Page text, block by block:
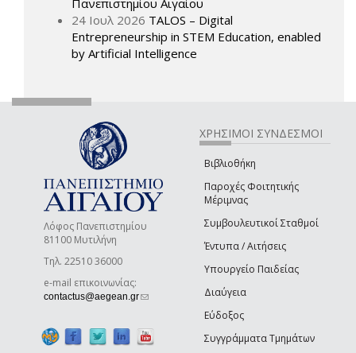
24 Ιουλ 2026 TALOS – Digital
Entrepreneurship in STEM Education, enabled
by Artificial Intelligence
Λόφος Πανεπιστημίου
81100 Μυτιλήνη
Τηλ. 22510 36000
e-mail επικοινωνίας:
contactus@aegean.gr(link sends e-mail)
ΧΡΗΣΙΜΟΙ ΣΥΝΔΕΣΜΟΙ
Βιβλιοθήκη
Παροχές Φοιτητικής
Μέριμνας
Συμβουλευτικοί Σταθμοί
Έντυπα / Αιτήσεις
Υπουργείο Παιδείας
Διαύγεια
Εύδοξος
Συγγράμματα Τμημάτων